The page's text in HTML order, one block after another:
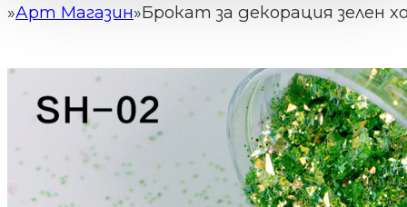
Начало
Арт Магазин Брокат за декорация зелен